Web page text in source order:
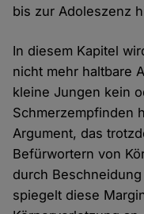
bis zur Adoleszenz
In diesem Kapitel
nicht mehr haltbare
kleine Jungen kein
Schmerzempfinden
Argument, das
Befürwortern von
durch
spiegelt diese